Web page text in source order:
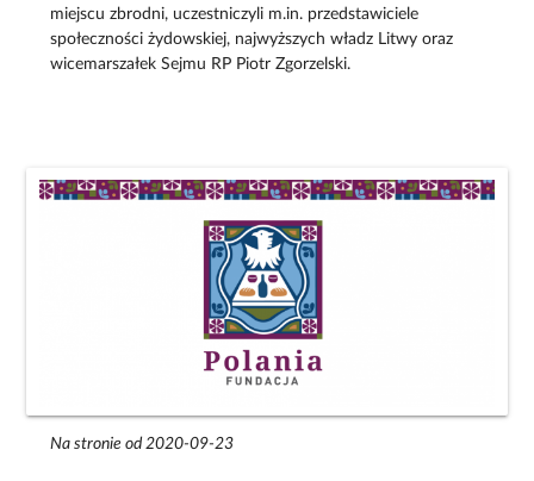
miejscu zbrodni, uczestniczyli m.in. przedstawiciele
społeczności żydowskiej, najwyższych władz Litwy oraz
wicemarszałek Sejmu RP Piotr Zgorzelski.
Na stronie od 2020-09-23